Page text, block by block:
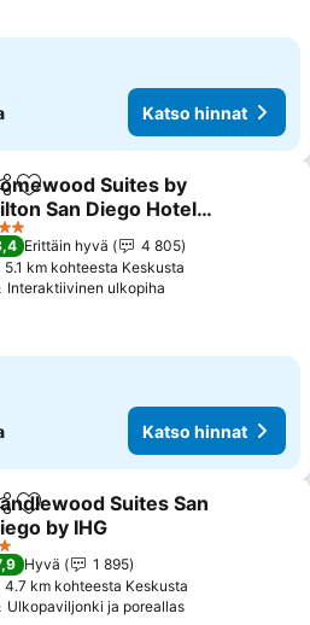
Katso hinnat
Lisää suosikkeihin
Suites by
San Diego Hotel
SeaWorld Area
Erittäin hyvä
4 805
5.1 km kohteesta Keskusta
Interaktiivinen ulkopiha
Katso hinnat
Lisää suosikkeihin
Suites San
by IHG
Hyvä
1 895
4.7 km kohteesta Keskusta
Ulkopaviljonki ja poreallas